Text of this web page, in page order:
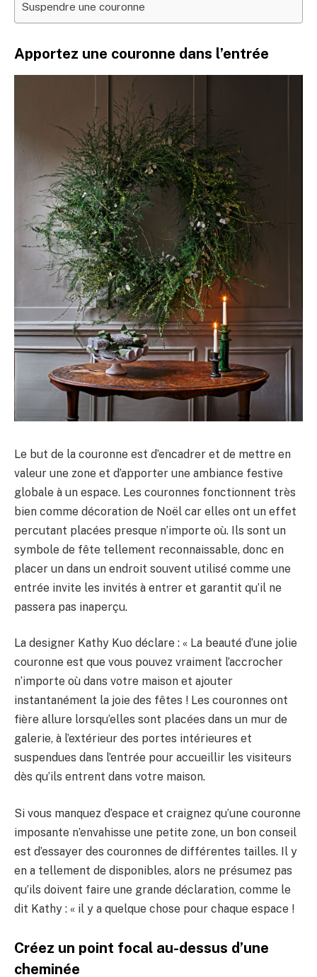
Suspendre une couronne
Apportez une couronne dans l’entrée
Le but de la couronne est d’encadrer et de mettre en
valeur une zone et d’apporter une ambiance festive
globale à un espace. Les couronnes fonctionnent très
bien comme décoration de Noël car elles ont un effet
percutant placées presque n’importe où. Ils sont un
symbole de fête tellement reconnaissable, donc en
placer un dans un endroit souvent utilisé comme une
entrée invite les invités à entrer et garantit qu’il ne
passera pas inaperçu.
La designer Kathy Kuo déclare : « La beauté d’une jolie
couronne est que vous pouvez vraiment l’accrocher
n’importe où dans votre maison et ajouter
instantanément la joie des fêtes ! Les couronnes ont
fière allure lorsqu’elles sont placées dans un mur de
galerie, à l’extérieur des portes intérieures et
suspendues dans l’entrée pour accueillir les visiteurs
dès qu’ils entrent dans votre maison.
Si vous manquez d’espace et craignez qu’une couronne
imposante n’envahisse une petite zone, un bon conseil
est d’essayer des couronnes de différentes tailles. Il y
en a tellement de disponibles, alors ne présumez pas
qu’ils doivent faire une grande déclaration, comme le
dit Kathy : « il y a quelque chose pour chaque espace !
Créez un point focal au-dessus d’une
cheminée